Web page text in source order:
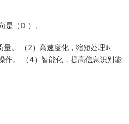
是（D ）。
量。 （2）高速度化，缩短处理时
作。 （4）智能化，提高信息识别能